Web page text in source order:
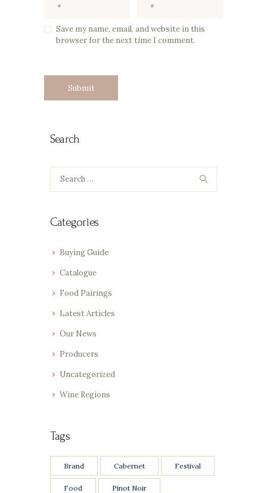
Save my name, email, and website in this
browser for the next time I comment.
Search
Search
Categories
Buying Guide
Catalogue
Food Pairings
Latest Articles
Our News
Producers
Uncategorized
Wine Regions
Tags
Brand Cabernet Festival
Food Pinot Noir